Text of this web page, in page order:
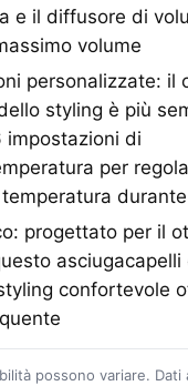
e il diffusore di
volume
personalizzate: il
styling è più
impostazioni di
per
progettato per il
asciugacapelli
confortevole
possono variare. Dati